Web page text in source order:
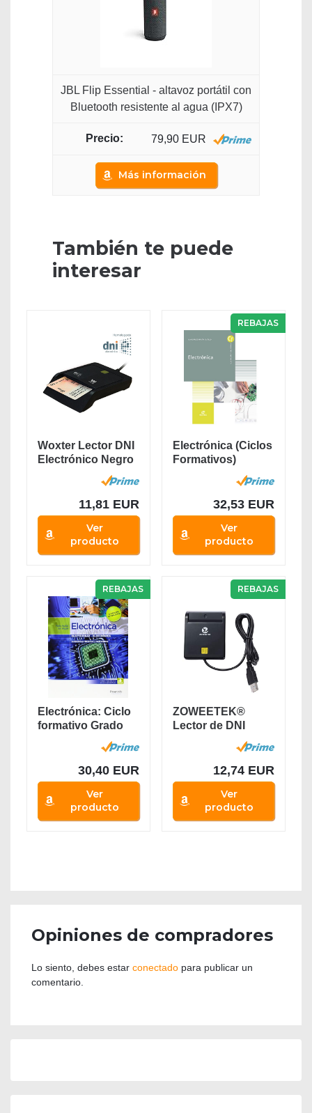
JBL Flip Essential - altavoz portátil con
Bluetooth resistente al agua (IPX7)
79,90 EUR
Más información
También te puede
interesar
Woxter Lector DNI
Electrónico Negro
11,81 EUR
Ver
producto
REBAJAS
Electrónica (Ciclos
Formativos)
32,53 EUR
Ver
producto
REBAJAS
Electrónica: Ciclo
formativo Grado
30,40 EUR
Ver
producto
REBAJAS
ZOWEETEK®
Lector de DNI
electrónico CAC...
12,74 EUR
Ver
producto
Opiniones de compradores
Lo siento, debes estar conectado para publicar un
comentario.